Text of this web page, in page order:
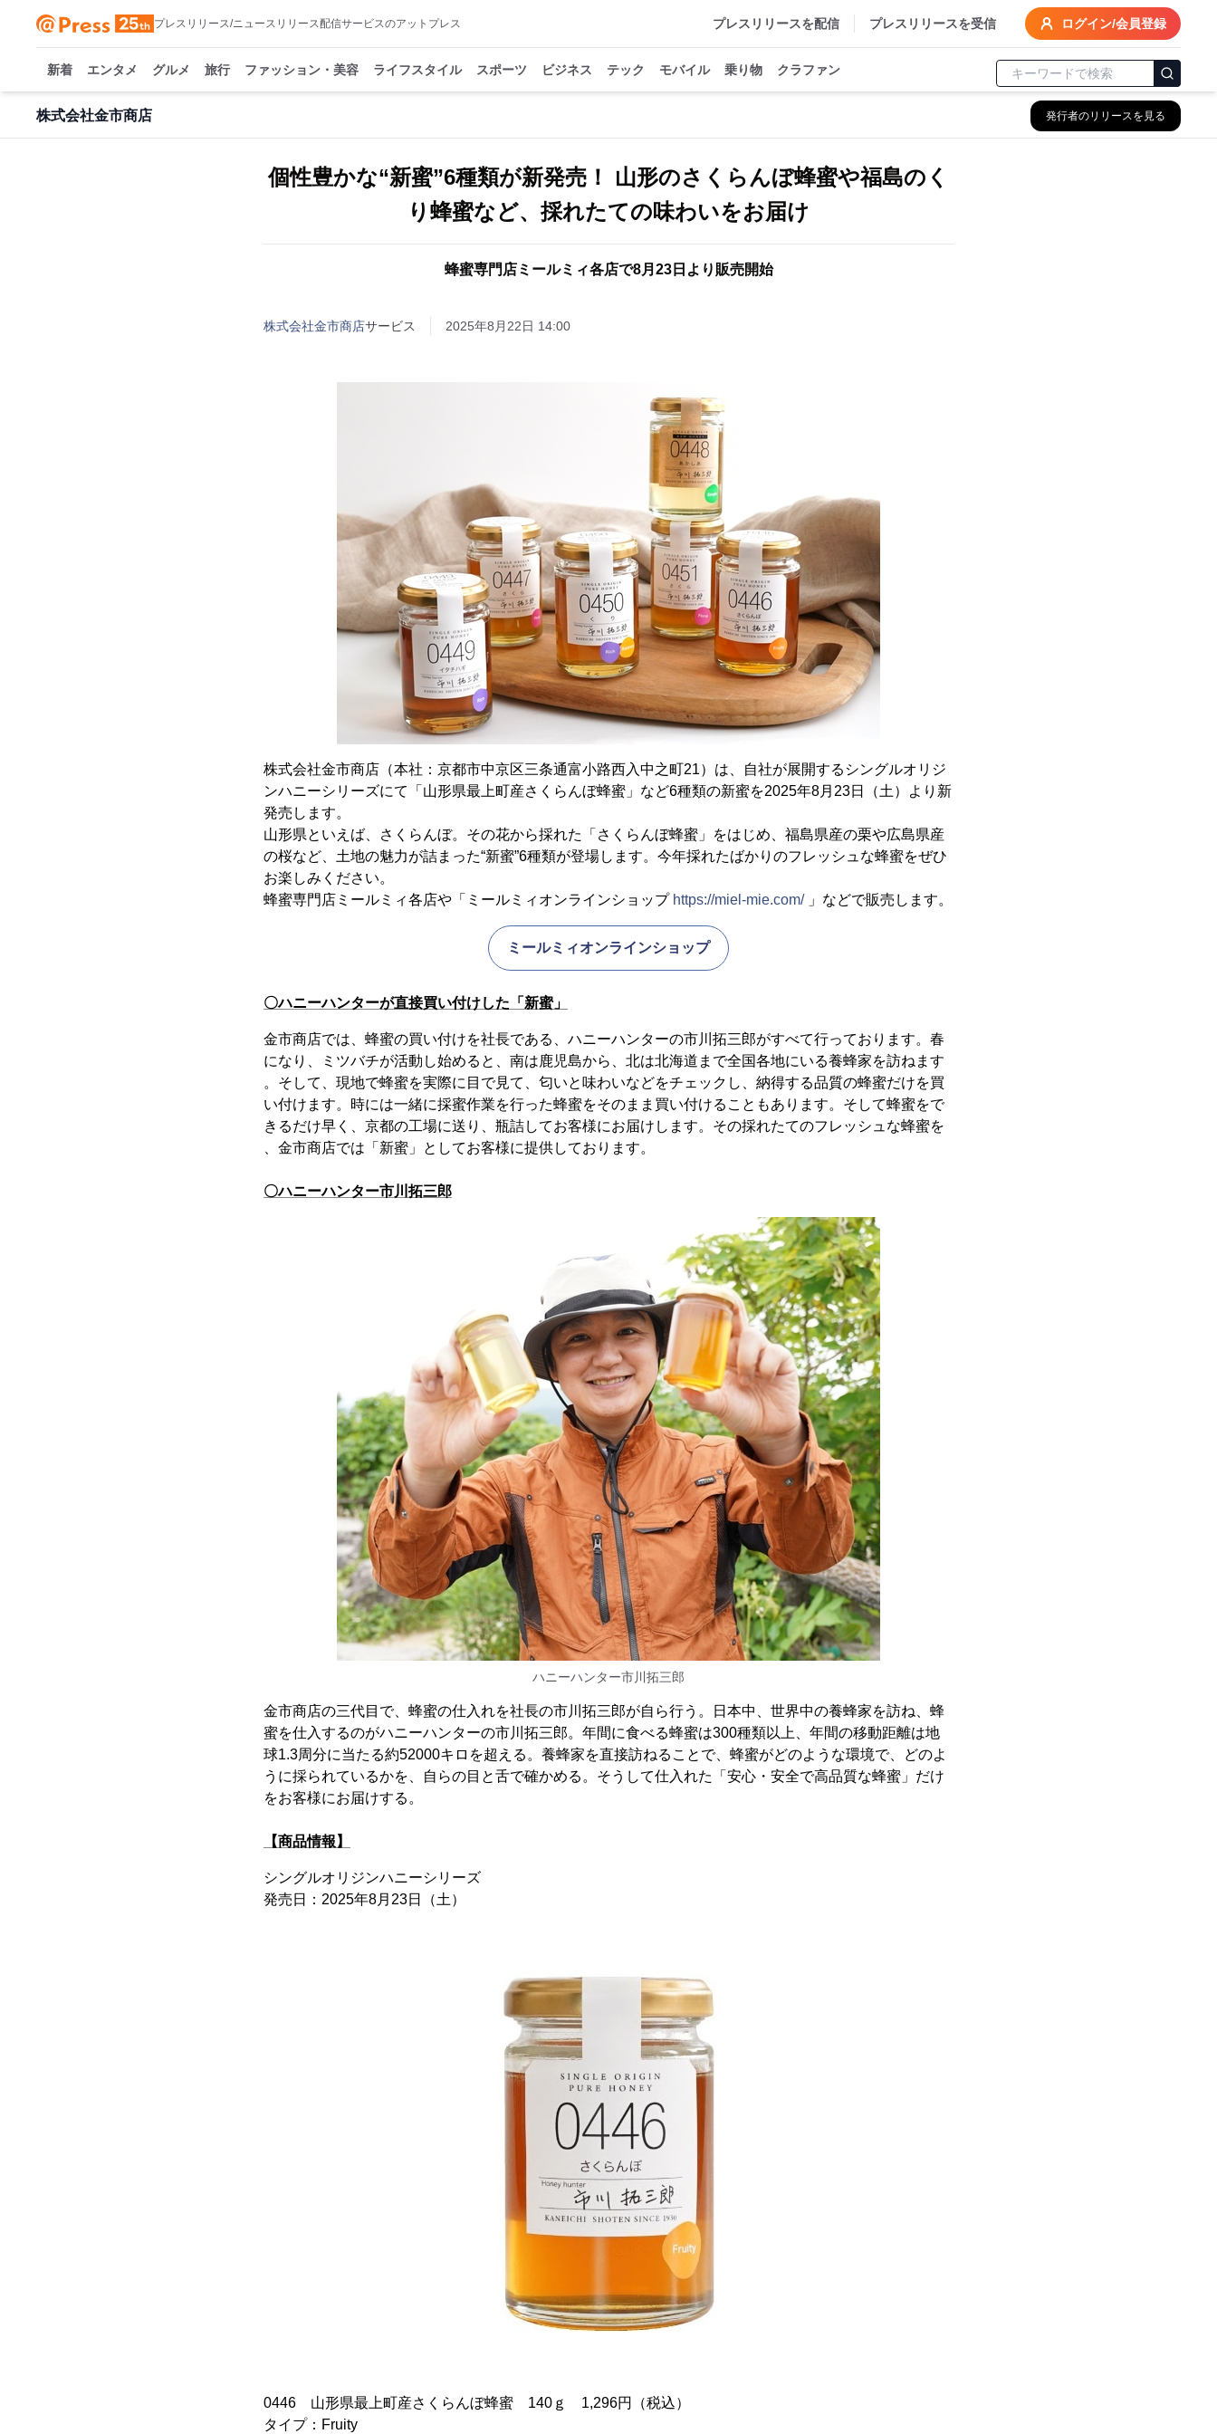
プレスリリース/ニュースリリース配信サービスのアットプレス プレスリリースを配信 プレスリリースを受信 ログイン/会員登録
新着 エンタメ グルメ 旅行 ファッション・美容 ライフスタイル スポーツ ビジネス テック モバイル 乗り物 クラファン
株式会社金市商店 発行者のリリースを見る
個性豊かな“新蜜”6種類が新発売！ 山形のさくらんぼ蜂蜜や福島のく
り蜂蜜など、採れたての味わいをお届け
蜂蜜専門店ミールミィ各店で8月23日より販売開始
株式会社金市商店サービス 2025年8月22日 14:00
株式会社金市商店（本社：京都市中京区三条通富小路西入中之町21）は、自社が展開するシングルオリジ
ンハニーシリーズにて「山形県最上町産さくらんぼ蜂蜜」など6種類の新蜜を2025年8月23日（土）より新
発売します。
山形県といえば、さくらんぼ。その花から採れた「さくらんぼ蜂蜜」をはじめ、福島県産の栗や広島県産
の桜など、土地の魅力が詰まった“新蜜”6種類が登場します。今年採れたばかりのフレッシュな蜂蜜をぜひ
お楽しみください。
蜂蜜専門店ミールミィ各店や「ミールミィオンラインショップ https://miel-mie.com/」などで販売します。
ミールミィオンラインショップ
〇ハニーハンターが直接買い付けした「新蜜」
金市商店では、蜂蜜の買い付けを社長である、ハニーハンターの市川拓三郎がすべて行っております。春
になり、ミツバチが活動し始めると、南は鹿児島から、北は北海道まで全国各地にいる養蜂家を訪ねます
。そして、現地で蜂蜜を実際に目で見て、匂いと味わいなどをチェックし、納得する品質の蜂蜜だけを買
い付けます。時には一緒に採蜜作業を行った蜂蜜をそのまま買い付けることもあります。そして蜂蜜をで
きるだけ早く、京都の工場に送り、瓶詰してお客様にお届けします。その採れたてのフレッシュな蜂蜜を
、金市商店では「新蜜」としてお客様に提供しております。
〇ハニーハンター市川拓三郎
ハニーハンター市川拓三郎
金市商店の三代目で、蜂蜜の仕入れを社長の市川拓三郎が自ら行う。日本中、世界中の養蜂家を訪ね、蜂
蜜を仕入するのがハニーハンターの市川拓三郎。年間に食べる蜂蜜は300種類以上、年間の移動距離は地
球1.3周分に当たる約52000キロを超える。養蜂家を直接訪ねることで、蜂蜜がどのような環境で、どのよ
うに採られているかを、自らの目と舌で確かめる。そうして仕入れた「安心・安全で高品質な蜂蜜」だけ
をお客様にお届けする。
【商品情報】
シングルオリジンハニーシリーズ
発売日：2025年8月23日（土）
0446 山形県最上町産さくらんぼ蜂蜜 140ｇ 1,296円（税込）
タイプ：Fruity